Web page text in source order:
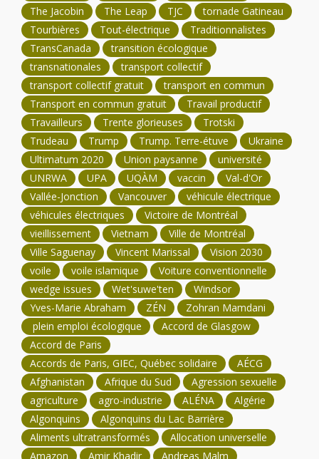
The Jacobin
The Leap TJC
tornade Gatineau
Tourbières
Tout-électrique
Traditionnalistes
TransCanada
transition écologique
transnationales
transport collectif
transport collectif gratuit
transport en commun
Transport en commun gratuit
Travail productif
Travailleurs
Trente glorieuses
Trotski
Trudeau
Trump Trump. Terre-étuve
Ukraine
Ultimatum 2020
Union paysanne
université
UNRWA
UPA UQÀM vaccin
Val-d'Or
Vallée-Jonction
Vancouver
véhicule électrique
véhicules électriques
Victoire de Montréal
vieillissement
Vietnam
Ville de Montréal
Ville Saguenay
Vincent Marissal
Vision 2030
voile
voile islamique
Voiture conventionnelle
wedge issues
Wet'suwe'ten
Windsor
Yves-Marie Abraham
ZÉN
Zohran Mamdani
plein emploi écologique
Accord de Glasgow
Accord de Paris
Accords de Paris, GIEC, Québec solidaire
AÉCG
Afghanistan
Afrique du Sud
Agression sexuelle
agriculture
agro-industrie ALÉNA
Algérie
Algonquins
Algonquins du Lac Barrière
Aliments ultratransformés
Allocation universelle
Amazon
Amir Khadir Andreas Malm